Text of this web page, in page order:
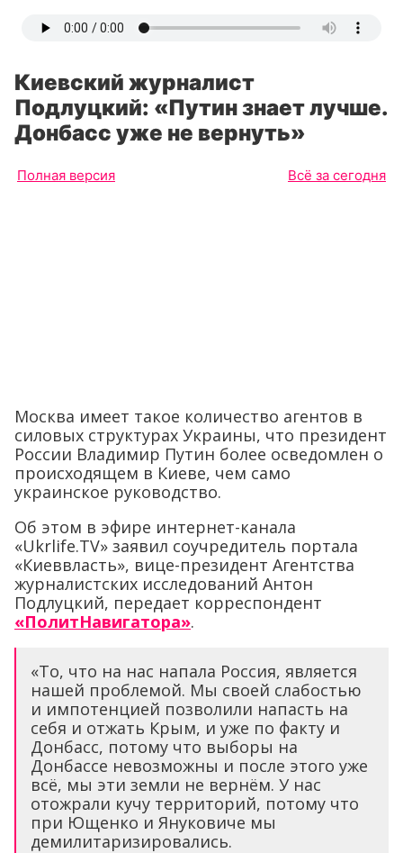
Киевский журналист
Подлуцкий: «Путин знает лучше.
Донбасс уже не вернуть»
Полная версия Всё за сегодня
Москва имеет такое количество агентов в
силовых структурах Украины, что президент
России Владимир Путин более осведомлен о
происходящем в Киеве, чем само
украинское руководство.
Об этом в эфире интернет-канала
«Ukrlife.TV» заявил соучредитель портала
«Киеввласть», вице-президент Агентства
журналистских исследований Антон
Подлуцкий, передает корреспондент
«ПолитНавигатора».
«То, что на нас напала Россия, является
нашей проблемой. Мы своей слабостью
и импотенцией позволили напасть на
себя и отжать Крым, и уже по факту и
Донбасс, потому что выборы на
Донбассе невозможны и после этого уже
всё, мы эти земли не вернём. У нас
отожрали кучу территорий, потому что
при Ющенко и Януковиче мы
демилитаризировались.